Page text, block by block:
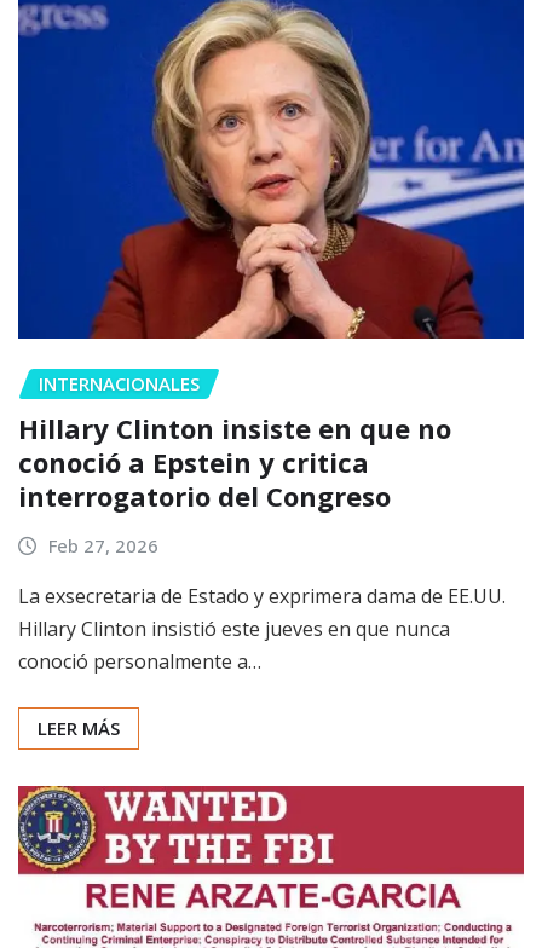
INTERNACIONALES
Hillary Clinton insiste en que no
conoció a Epstein y critica
interrogatorio del Congreso
Feb 27, 2026
La exsecretaria de Estado y exprimera dama de EE.UU.
Hillary Clinton insistió este jueves en que nunca
conoció personalmente a…
LEER MÁS